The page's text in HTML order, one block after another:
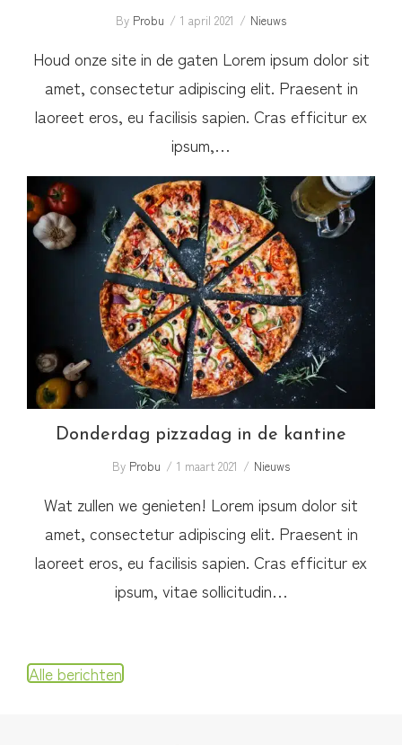
By Probu 1 april 2021 Nieuws
Houd onze site in de gaten Lorem ipsum dolor sit
amet, consectetur adipiscing elit. Praesent in
laoreet eros, eu facilisis sapien. Cras efficitur ex
ipsum,…
Donderdag pizzadag in de kantine
Donderdag pizzadag in de kantine
By Probu 1 maart 2021 Nieuws
Wat zullen we genieten! Lorem ipsum dolor sit
amet, consectetur adipiscing elit. Praesent in
laoreet eros, eu facilisis sapien. Cras efficitur ex
ipsum, vitae sollicitudin…
Alle berichten